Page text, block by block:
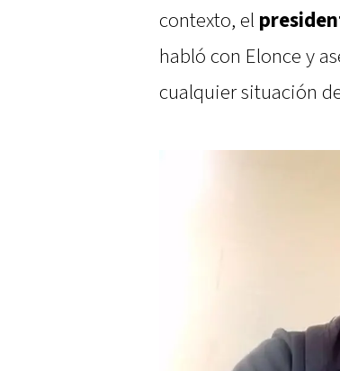
contexto, el
habló con Elonce y
cualquier situación